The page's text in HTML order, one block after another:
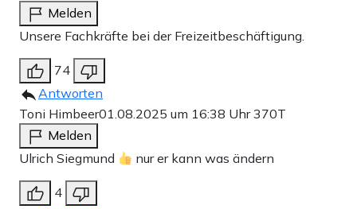
Melden
Unsere Fachkräfte bei der Freizeitbeschäftigung.
74
Antworten
Toni Himbeer01.08.2025 um 16:38 Uhr370T
Melden
Ulrich Siegmund
nur er kann was ändern
4